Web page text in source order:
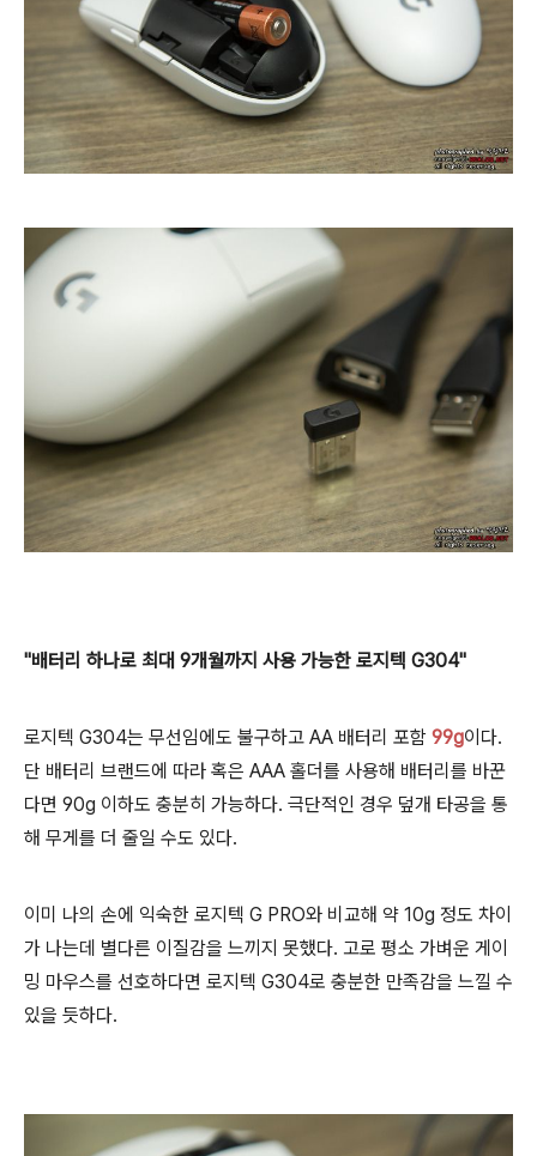
"배터리 하나로 최대 9개월까지 사용 가능한 로지텍 G304"
로지텍 G304는 무선임에도 불구하고 AA 배터리 포함 99g이다.
단 배터리 브랜드에 따라 혹은 AAA 홀더를 사용해 배터리를 바꾼
다면 90g 이하도 충분히 가능하다. 극단적인 경우 덮개 타공을 통
해 무게를 더 줄일 수도 있다.
이미 나의 손에 익숙한 로지텍 G PRO와 비교해 약 10g 정도 차이
가 나는데 별다른 이질감을 느끼지 못했다. 고로 평소 가벼운 게이
밍 마우스를 선호하다면 로지텍 G304로 충분한 만족감을 느낄 수
있을 듯하다.